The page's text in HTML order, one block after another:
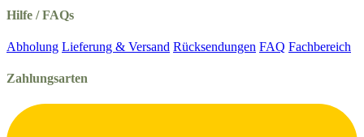
Hilfe / FAQs
Abholung Lieferung & Versand Rücksendungen FAQ Fachbereich
Zahlungsarten